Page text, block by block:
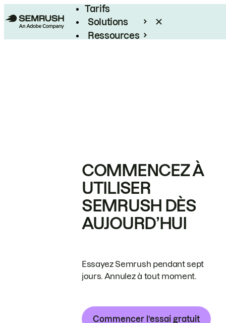
Tarifs
Solutions
Ressources
COMMENCEZ À
UTILISER
SEMRUSH DÈS
AUJOURD’HUI
Essayez Semrush pendant sept
jours. Annulez à tout moment.
Commencer l’essai gratuit